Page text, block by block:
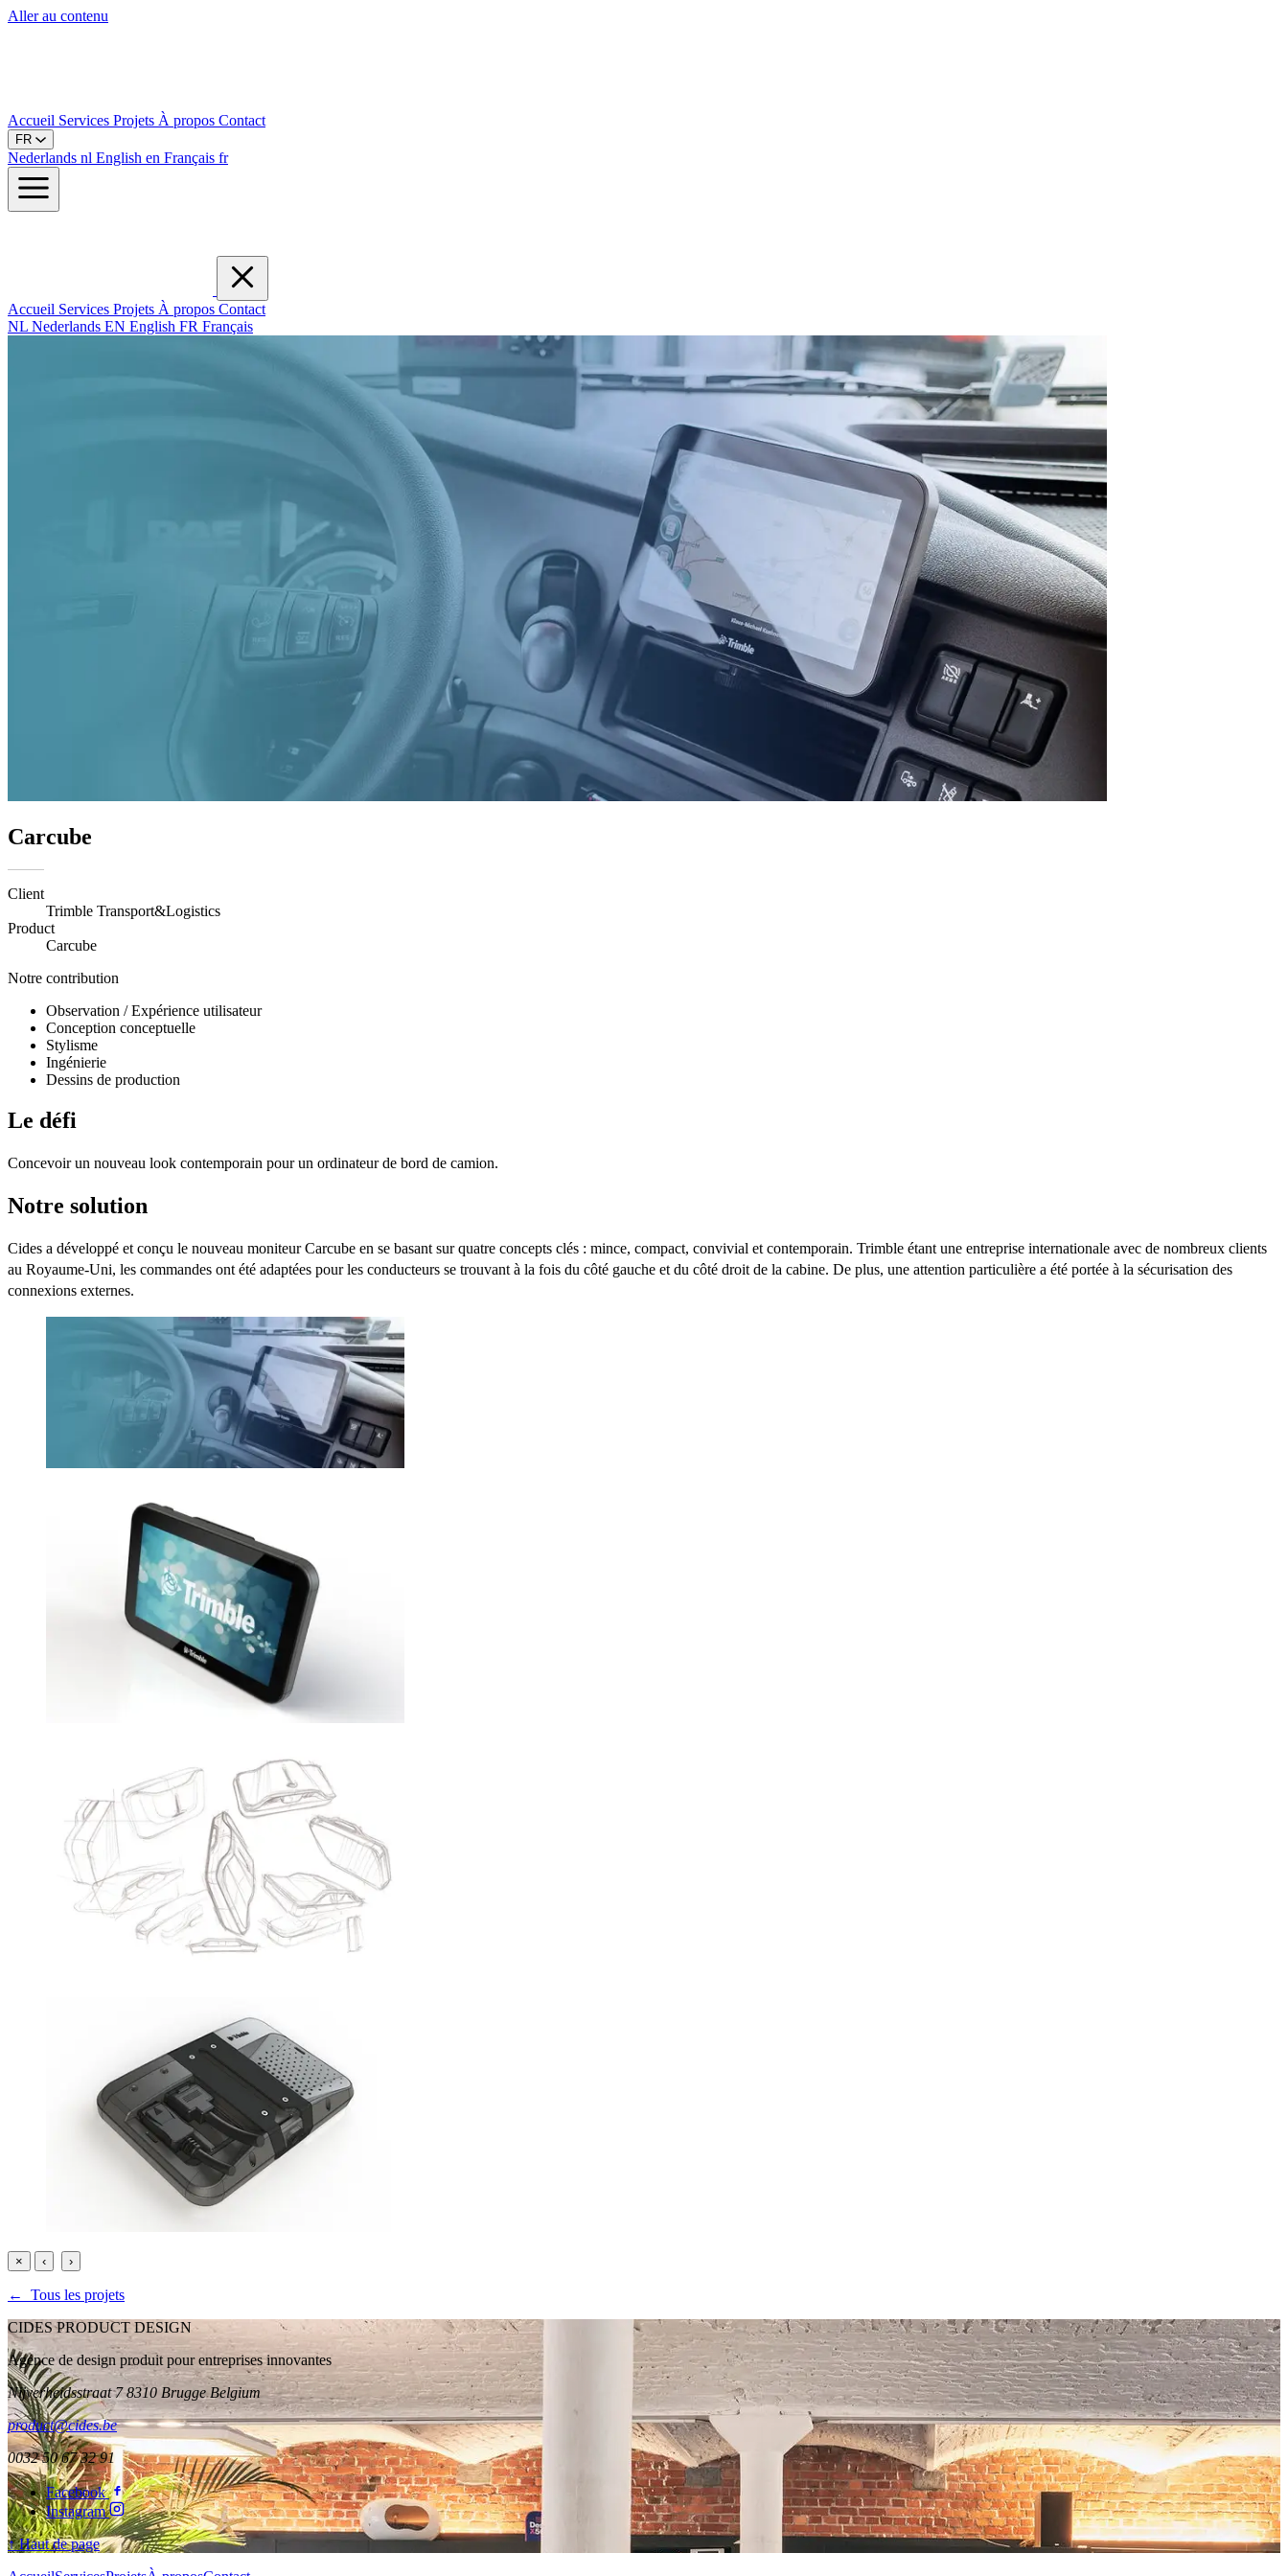
Aller au contenu
Accueil Services Projets À propos Contact
FR
Nederlands nl English en Français fr
Accueil Services Projets À propos Contact
NL Nederlands EN English FR Français
Carcube
Client
Trimble Transport&Logistics
Product
Carcube
Notre contribution
Observation / Expérience utilisateur
Conception conceptuelle
Stylisme
Ingénierie
Dessins de production
Le défi
Concevoir un nouveau look contemporain pour un ordinateur de bord de camion.
Notre solution
Cides a développé et conçu le nouveau moniteur Carcube en se basant sur quatre concepts clés : mince, compact, convivial et contemporain. Trimble étant une entreprise internationale avec de nombreux clients
au Royaume-Uni, les commandes ont été adaptées pour les conducteurs se trouvant à la fois du côté gauche et du côté droit de la cabine. De plus, une attention particulière a été portée à la sécurisation des
connexions externes.​
× ‹ ›
← Tous les projets
CIDES PRODUCT DESIGN
Agence de design produit pour entreprises innovantes
Nijverheidsstraat 7 8310 Brugge Belgium
product@cides.be
0032 50 67 32 91
Facebook
Instagram
↑ Haut de page